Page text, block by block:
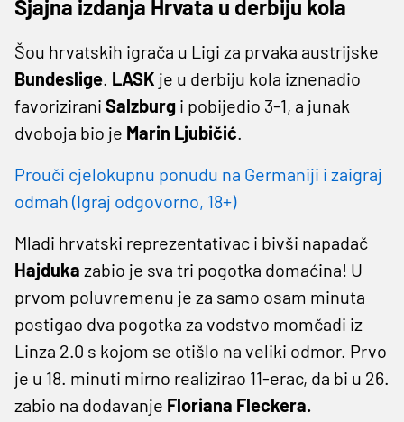
Sjajna izdanja Hrvata u derbiju kola
Šou hrvatskih igrača u Ligi za prvaka austrijske
Bundeslige. LASK je u derbiju kola iznenadio
favorizirani Salzburg i pobijedio 3-1, a junak
dvoboja bio je Marin Ljubičić.
Prouči cjelokupnu ponudu na Germaniji i zaigraj
odmah (Igraj odgovorno, 18+)
Mladi hrvatski reprezentativac i bivši napadač
Hajduka zabio je sva tri pogotka domaćina! U
prvom poluvremenu je za samo osam minuta
postigao dva pogotka za vodstvo momčadi iz
Linza 2.0 s kojom se otišlo na veliki odmor. Prvo
je u 18. minuti mirno realizirao 11-erac, da bi u 26.
zabio na dodavanje Floriana Fleckera.